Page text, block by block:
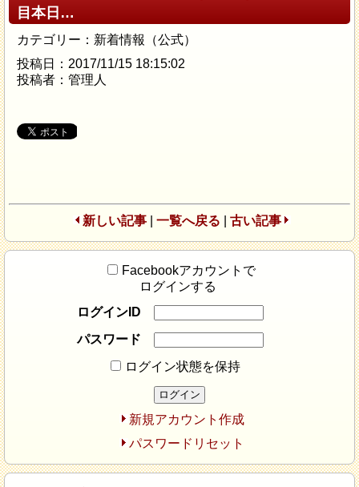
目本日…
カテゴリー：新着情報（公式）
投稿日：2017/11/15 18:15:02
投稿者：管理人
新しい記事| 一覧へ戻る 古い記事
Facebookアカウントで
ログインする
ログインID
パスワード
ログイン状態を保持
新規アカウント作成
パスワードリセット